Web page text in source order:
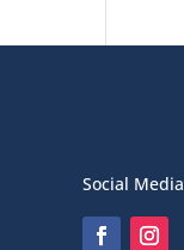
Social Media